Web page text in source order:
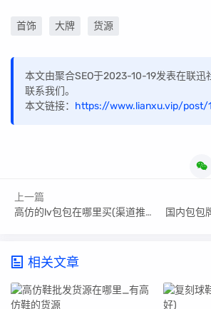
首饰 大牌 货源
本文由聚合SEO于2023-10-19发表在联迅
联系我们。
本文链接： https://www.lianxu.vip/post/
上一篇
高仿的lv包包在哪里买(渠道推荐篇)
国内包包牌
相关文章